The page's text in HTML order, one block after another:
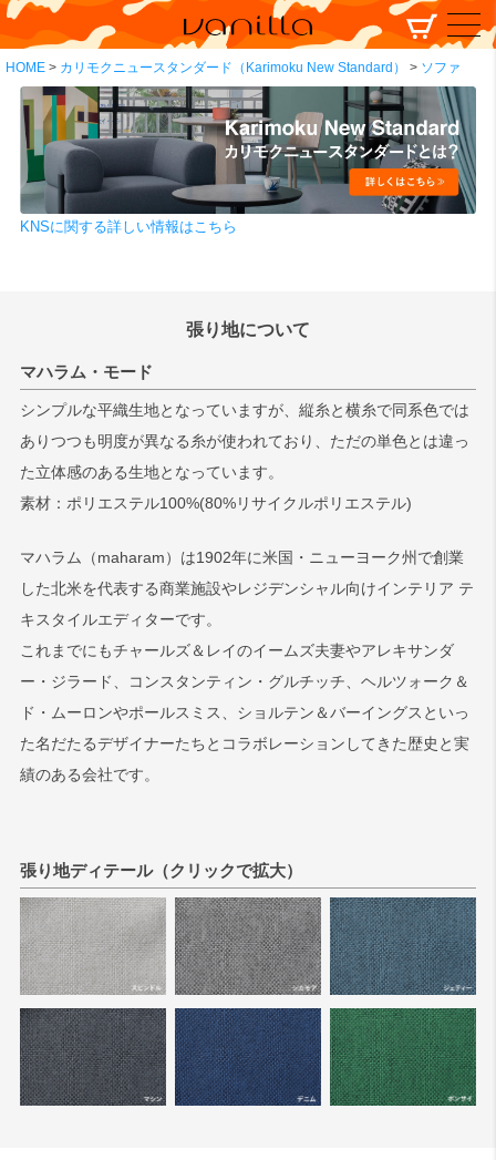
HOME カリモクニュースタンダード（Karimoku New Standard） ソファ
検索
KNSに関する詳しい情報はこちら
張り地について
マハラム・モード
シンプルな平織生地となっていますが、縦糸と横糸で同系色では
ありつつも明度が異なる糸が使われており、ただの単色とは違っ
た立体感のある生地となっています。
素材：ポリエステル100%(80%リサイクルポリエステル)
マハラム（maharam）は1902年に米国・ニューヨーク州で創業
した北米を代表する商業施設やレジデンシャル向けインテリア テ
キスタイルエディターです。
これまでにもチャールズ＆レイのイームズ夫妻やアレキサンダ
ー・ジラード、コンスタンティン・グルチッチ、ヘルツォーク＆
ド・ムーロンやポールスミス、ショルテン＆バーイングスといっ
た名だたるデザイナーたちとコラボレーションしてきた歴史と実
績のある会社です。
張り地ディテール（クリックで拡大）